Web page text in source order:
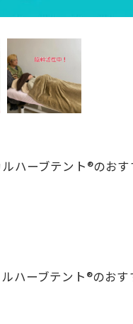
ハーブテント®︎のお
ハーブテント®︎のお